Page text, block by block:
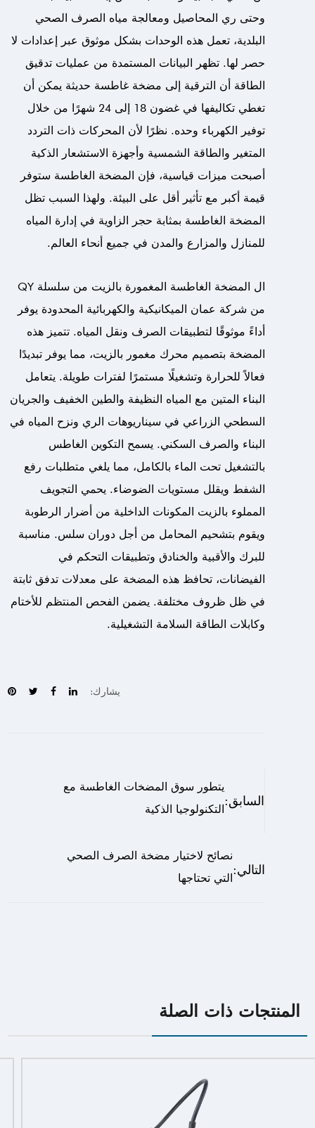
وحتى ري المحاصيل ومعالجة مياه الصرف الصحي
البلدية، تعمل هذه الوحدات بشكل موثوق عبر إعدادات لا
حصر لها. تظهر البيانات المستمدة من عمليات تدقيق
الطاقة أن الترقية إلى مضخة غاطسة حديثة يمكن أن
تغطي تكاليفها في غضون 18 إلى 24 شهرًا من خلال
توفير الكهرباء وحده. نظرًا لأن المحركات ذات التردد
المتغير والطاقة الشمسية وأجهزة الاستشعار الذكية
أصبحت ميزات قياسية، فإن المضخة الغاطسة ستوفر
قيمة أكبر مع تأثير أقل على البيئة. ولهذا السبب تظل
المضخة الغاطسة بمثابة حجر الزاوية في إدارة المياه
للمنازل والمزارع والمدن في جميع أنحاء العالم.
ال المضخة الغاطسة المغمورة بالزيت من سلسلة QY
من شركة عمان الميكانيكية والكهربائية المحدودة يوفر
أداءً موثوقًا لتطبيقات الصرف ونقل المياه. تتميز هذه
المضخة بتصميم محرك مغمور بالزيت، مما يوفر تبديدًا
فعالاً للحرارة وتشغيلًا مستمرًا لفترات طويلة. يتعامل
البناء المتين مع المياه النظيفة والطين الخفيف والجريان
السطحي الزراعي في سيناريوهات الري ونزح المياه في
البناء والصرف السكني. يسمح التكوين الغاطس
بالتشغيل تحت الماء بالكامل، مما يلغي متطلبات رفع
الشفط ويقلل مستويات الضوضاء. يحمي التجويف
المملوء بالزيت المكونات الداخلية من أضرار الرطوبة
ويقوم بتشحيم المحامل من أجل دوران سلس. مناسبة
للبرك والأقبية والخنادق وتطبيقات التحكم في
الفيضانات، تحافظ هذه المضخة على معدلات تدفق ثابتة
في ظل ظروف مختلفة. يضمن الفحص المنتظم للأختام
وكابلات الطاقة السلامة التشغيلية.
يشارك:
السابق:
يتطور سوق المضخات الغاطسة مع
التكنولوجيا الذكية
التالي:
نصائح لاختيار مضخة الصرف الصحي
التي تحتاجها
المنتجات ذات الصلة